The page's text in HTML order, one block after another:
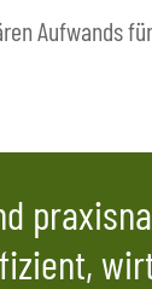
Aufwands